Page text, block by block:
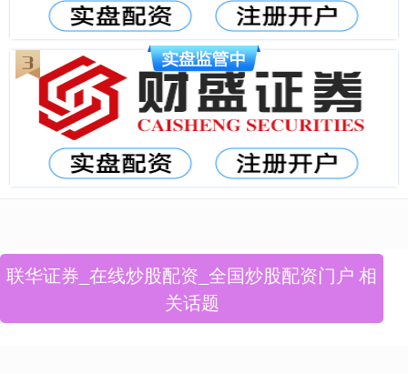
联华证券_在线炒股配资_全国炒股配资门户 相
关话题